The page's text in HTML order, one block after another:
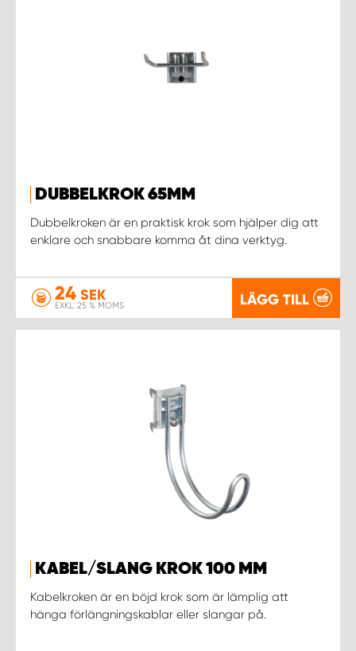
DUBBELKROK 65MM
Dubbelkroken är en praktisk krok som hjälper dig att
enklare och snabbare komma åt dina verktyg.
24 SEK
EXKL. 25 % MOMS LÄGG TILL
KABEL/SLANG KROK 100 MM
Kabelkroken är en böjd krok som är lämplig att
hänga förlängningskablar eller slangar på.